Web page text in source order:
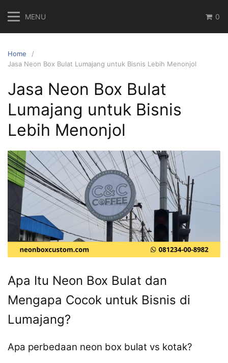
content
MENU 0
Home
Jasa Neon Box Bulat Lumajang untuk Bisnis Lebih Menonjol
Jasa Neon Box Bulat
Lumajang untuk Bisnis
Lebih Menonjol
Apa Itu Neon Box Bulat dan
Mengapa Cocok untuk Bisnis di
Lumajang?
Apa perbedaan neon box bulat vs kotak?